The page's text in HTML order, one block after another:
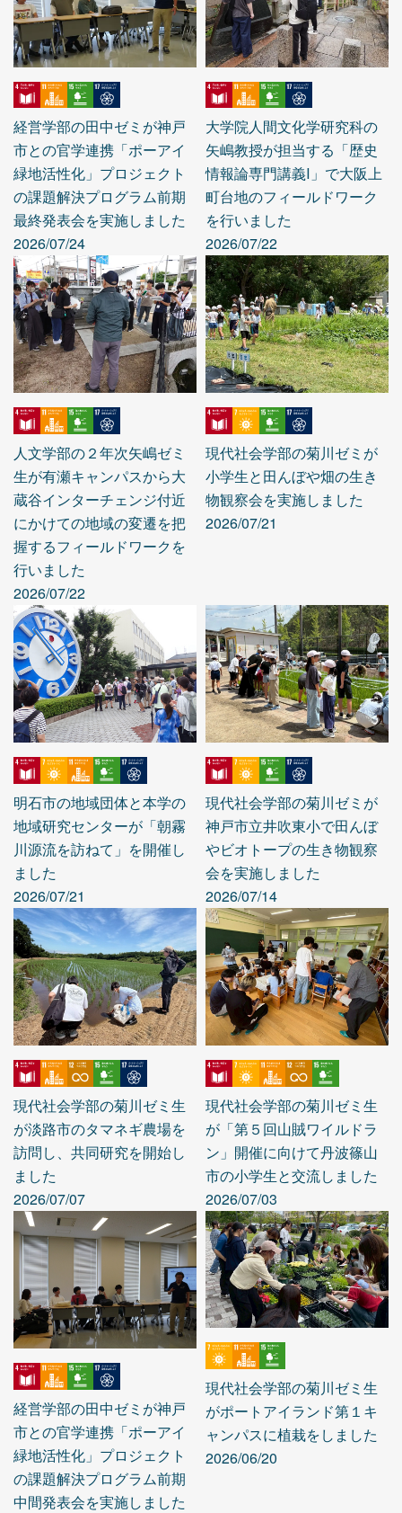
経営学部の田中ゼミが神戸
市との官学連携「ポーアイ
緑地活性化」プロジェクト
の課題解決プログラム前期
最終発表会を実施しました
2026/07/24
大学院人間文化学研究科の
矢嶋教授が担当する「歴史
情報論専門講義Ⅰ」で大阪上
町台地のフィールドワーク
を行いました
2026/07/22
人文学部の２年次矢嶋ゼミ
生が有瀬キャンパスから大
蔵谷インターチェンジ付近
にかけての地域の変遷を把
握するフィールドワークを
行いました
2026/07/22
現代社会学部の菊川ゼミが
小学生と田んぼや畑の生き
物観察会を実施しました
2026/07/21
明石市の地域団体と本学の
地域研究センターが「朝霧
川源流を訪ねて」を開催し
ました
2026/07/21
現代社会学部の菊川ゼミが
神戸市立井吹東小で田んぼ
やビオトープの生き物観察
会を実施しました
2026/07/14
現代社会学部の菊川ゼミ生
が淡路市のタマネギ農場を
訪問し、共同研究を開始し
ました
2026/07/07
現代社会学部の菊川ゼミ生
が「第５回山賊ワイルドラ
ン」開催に向けて丹波篠山
市の小学生と交流しました
2026/07/03
経営学部の田中ゼミが神戸
市との官学連携「ポーアイ
緑地活性化」プロジェクト
の課題解決プログラム前期
中間発表会を実施しました
現代社会学部の菊川ゼミ生
がポートアイランド第１キ
ャンパスに植栽をしました
2026/06/20